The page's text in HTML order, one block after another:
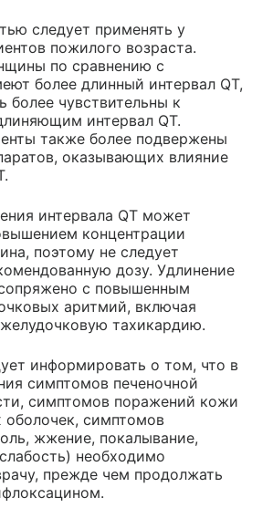
следует применять у
пожилого возраста.
по сравнению с
более длинный интервал QT,
более чувствительны к
интервал QT.
также более подвержены
оказывающих влияние
интервала QT может
концентрации
поэтому не следует
дозу. Удлинение
с повышенным
аритмий, включая
тахикардию.
информировать о том, что в
симптомов печеночной
симптомов поражений кожи
оболочек, симптомов
жжение, покалывание,
необходимо
прежде чем продолжать